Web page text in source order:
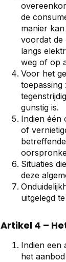
de
manier
voordat de
langs
weg of op
Voor het
toepassing
gunstig is.
Indien één
of
Situaties
deze
uitgelegd
Artikel 4 –
Indien een
het